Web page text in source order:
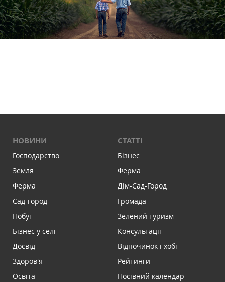
НОВИНИ
Господарство
Земля
Ферма
Сад-город
Побут
Бізнес у селі
Досвід
Здоров'я
Освіта
СТАТТІ
Бізнес
Ферма
Дім-Сад-Город
Громада
Зелений туризм
Консультації
Відпочинок і хобі
Рейтинги
Посівний календар